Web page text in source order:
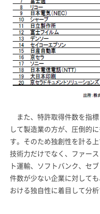
また、特許取得件数を指標
して製造業の方が、圧倒的
す。そのため独創性を計る
技術力だけでなく、ファー
ト運輸、ソフトバンク、セ
件数が少ない企業に対して
おける独自性に着目して分